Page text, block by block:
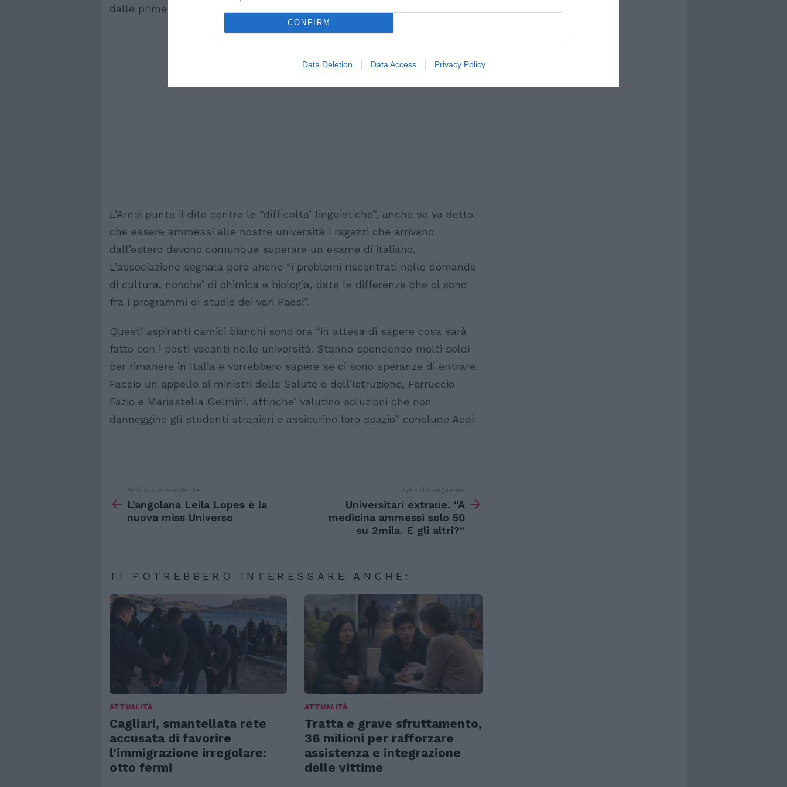
CONFIRM
Data Deletion Data Access Privacy Policy
dalle prime stime pare siano solamente 50 su 2 mila che hanno tentato”.
L’Amsi punta il dito contro le “difficolta’ linguistiche”, anche se va detto
che essere ammessi alle nostre università i ragazzi che arrivano
dall’estero devono comunque superare un esame di italiano.
L’associazione segnala però anche “i problemi riscontrati nelle domande
di cultura, nonche’ di chimica e biologia, date le differenze che ci sono
fra i programmi di studio dei vari Paesi”.
Questi aspiranti camici bianchi sono ora “in attesa di sapere cosa sarà
fatto con i posti vacanti nelle università. Stanno spendendo molti soldi
per rimanere in Italia e vorrebbero sapere se ci sono speranze di entrare.
Faccio un appello ai ministri della Salute e dell’Istruzione, Ferruccio
Fazio e Mariastella Gelmini, affinche’ valutino soluzioni che non
danneggino gli studenti stranieri e assicurino loro spazio” conclude Aodi.
di
Articolo precedente
L’angolana Leila Lopes è la
nuova miss Universo
Articolo seguente
Universitari extraue. “A
medicina ammessi solo 50
su 2mila. E gli altri?”
TI POTREBBERO INTERESSARE ANCHE:
ATTUALITÀ
Cagliari, smantellata rete
accusata di favorire
l’immigrazione irregolare:
otto fermi
ATTUALITÀ
Tratta e grave sfruttamento,
36 milioni per rafforzare
assistenza e integrazione
delle vittime